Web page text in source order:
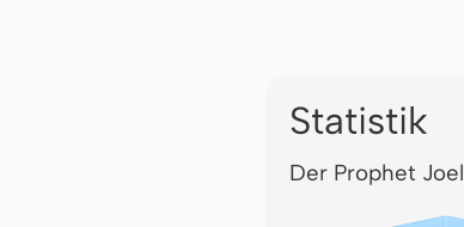
Statistik
Der Prophet Joel